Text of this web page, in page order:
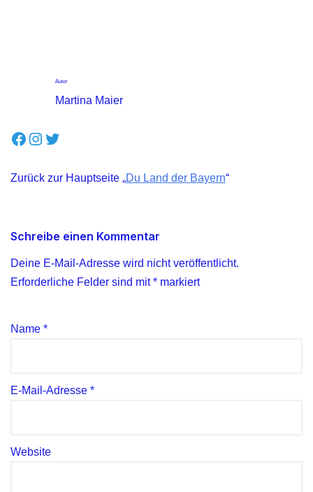
Autor
Martina Maier
Zurück zur Hauptseite „Du Land der Bayern“
Schreibe einen Kommentar
Deine E-Mail-Adresse wird nicht veröffentlicht.
Erforderliche Felder sind mit* markiert
Name *
E-Mail-Adresse *
Website